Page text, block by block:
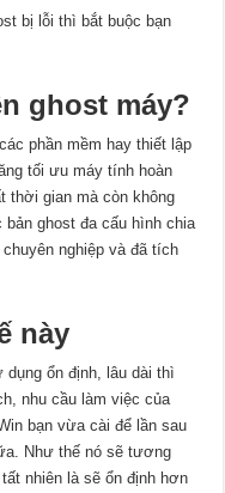
bị lỗi thì bắt buộc bạn
ghost máy?
phần mềm hay thiết lập
tối ưu máy tính hoàn
thời gian mà còn không
ghost đa cấu hình chia
nghiệp và đã tích
này
dụng ổn định, lâu dài thì
nhu cầu làm việc của
bạn vừa cài để lần sau
Như thế nó sẽ tương
nhiên là sẽ ổn định hơn